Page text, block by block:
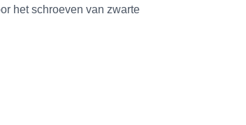
het schroeven van zwarte